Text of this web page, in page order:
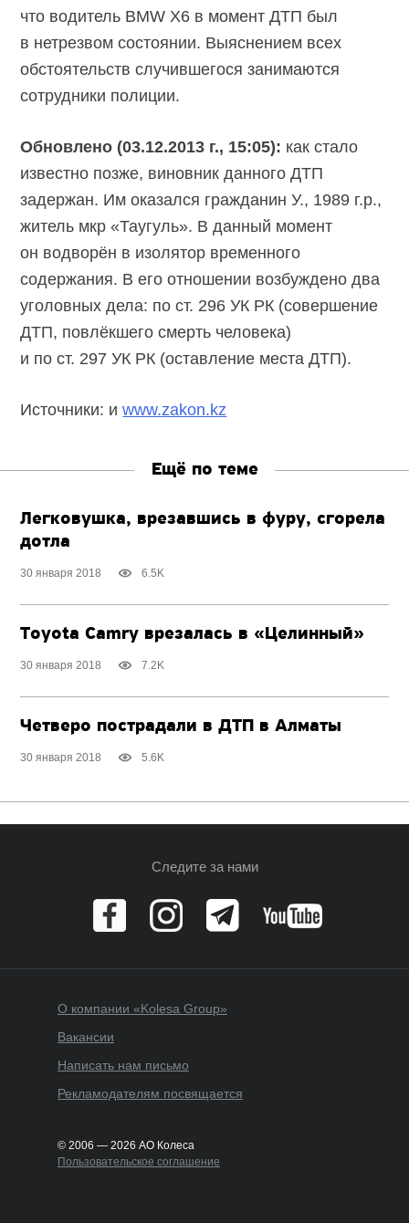
что водитель BMW X6 в момент ДТП был
в нетрезвом состоянии. Выяснением всех
обстоятельств случившегося занимаются
сотрудники полиции.
Обновлено (03.12.2013 г., 15:05): как стало
известно позже, виновник данного ДТП
задержан. Им оказался гражданин У., 1989 г.р.,
житель мкр «Таугуль». В данный момент
он водворён в изолятор временного
содержания. В его отношении возбуждено два
уголовных дела: по ст. 296 УК РК (совершение
ДТП, повлёкшего смерть человека)
и по ст. 297 УК РК (оставление места ДТП).
Источники: иwww.zakon.kz
Ещё по теме
Легковушка, врезавшись в фуру, сгорела
дотла
30 января 2018 6.5K
Toyota Camry врезалась в «Целинный»
30 января 2018 7.2K
Четверо пострадали в ДТП в Алматы
30 января 2018 5.6K
Следите за нами
О компании «Kolesa Group»
Вакансии
Написать нам письмо
Рекламодателям посвящается
© 2006 — 2026 АО Колеса
Пользовательское соглашение